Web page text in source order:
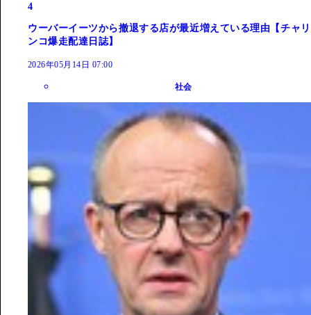
4
ウーバーイーツから撤退する店が最近増えている理由【チャリ
ンコ爆走配達日誌】
2026年05月14日 07:00
社会